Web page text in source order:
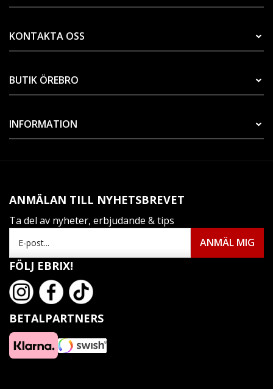
KONTAKTA OSS
BUTIK ÖREBRO
INFORMATION
ANMÄLAN TILL NYHETSBREVET
Ta del av nyheter, erbjudande & tips
FÖLJ EBRIX!
BETALPARTNERS